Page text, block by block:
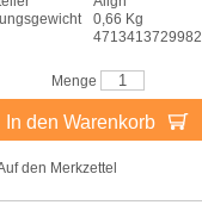
0,66 Kg
4713413729982
Menge
In den Warenkorb
den Merkzettel